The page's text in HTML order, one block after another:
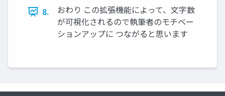
8.
おわり この拡張機能によって、文字数
が可視化されるので執筆者のモチベー
ションアップに つながると思います